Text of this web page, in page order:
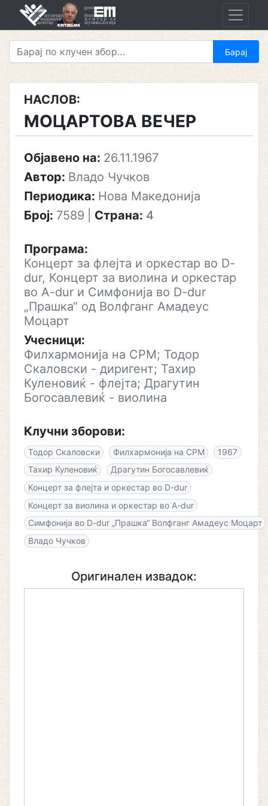
НАСЛОВ:
МОЦАРТОВА ВЕЧЕР
Објавено на: 26.11.1967
Автор: Владо Чучков
Периодика: Нова Македонија
Број: 7589 Страна: 4
Програма:
Концерт за флејта и оркестар во D-
dur, Концерт за виолина и оркестар
во A-dur и Симфонија во D-dur
„Прашка“ од Волфганг Амадеус
Моцарт
Учесници:
Филхармонија на СРМ; Тодор
Скаловски - диригент; Тахир
Куленовиќ - флејта; Драгутин
Богосавлевиќ - виолина
Клучни зборови:
Тодор Скаловски Филхармонија на СРМ
1967
Тахир Куленовиќ
Драгутин Богосавлевиќ
Концерт за флејта и оркестар во D-dur
Концерт за виолина и оркестар во A-dur
Симфонија во D-dur „Прашка“ Волфганг Амадеус Моцарт
Владо Чучков
Оригинален извадок: